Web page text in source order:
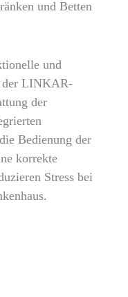
und Betten
und
der LINKAR-
der
Bedienung der
korrekte
Stress bei